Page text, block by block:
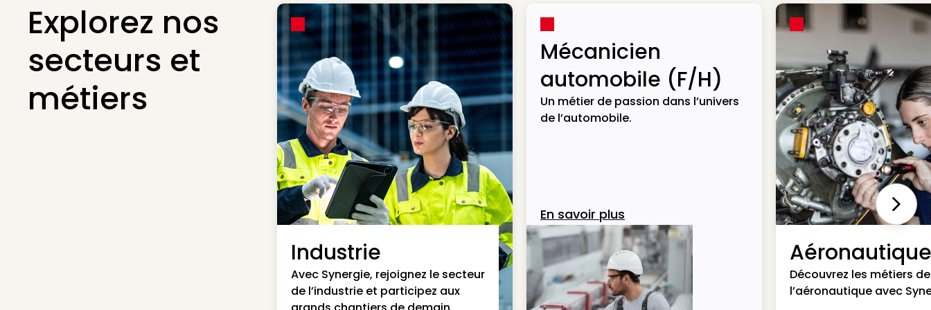
Explorez nos
secteurs et
métiers
Industrie
Avec Synergie, rejoignez le secteur
de l’industrie et participez aux
Mécanicien
automobile (F/H)
Un métier de passion dans l’univers
de l’automobile.
En savoir plus
Aéronautique
Découvrez les métiers de
l’aéronautique avec
Next